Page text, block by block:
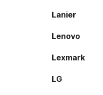
Lanier
Lenovo
Lexmark
LG